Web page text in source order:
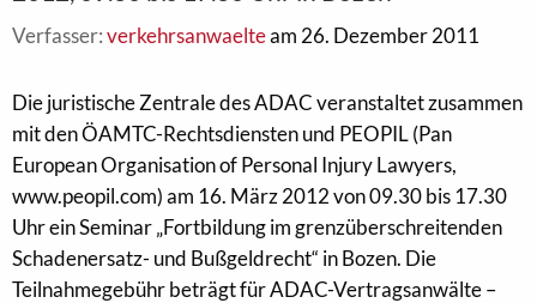
Verfasser:verkehrsanwaelteam 26. Dezember 2011
Die juristische Zentrale des ADAC veranstaltet zusammen
mit den ÖAMTC-Rechtsdiensten und PEOPIL (Pan
European Organisation of Personal Injury Lawyers,
www.peopil.com) am 16. März 2012 von 09.30 bis 17.30
Uhr ein Seminar „Fortbildung im grenzüberschreitenden
Schadenersatz- und Bußgeldrecht“ in Bozen. Die
Teilnahmegebühr beträgt für ADAC-Vertragsanwälte –